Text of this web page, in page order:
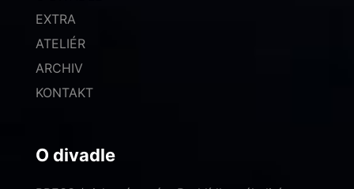
EXTRA
ATELIÉR
ARCHIV
KONTAKT
O divadle